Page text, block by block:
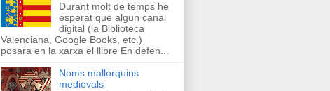
Durant molt de temps he
esperat que algun canal
digital (la Biblioteca
Valenciana, Google Books, etc.)
posara en la xarxa el llibre En defen...
Noms mallorquins
medievals